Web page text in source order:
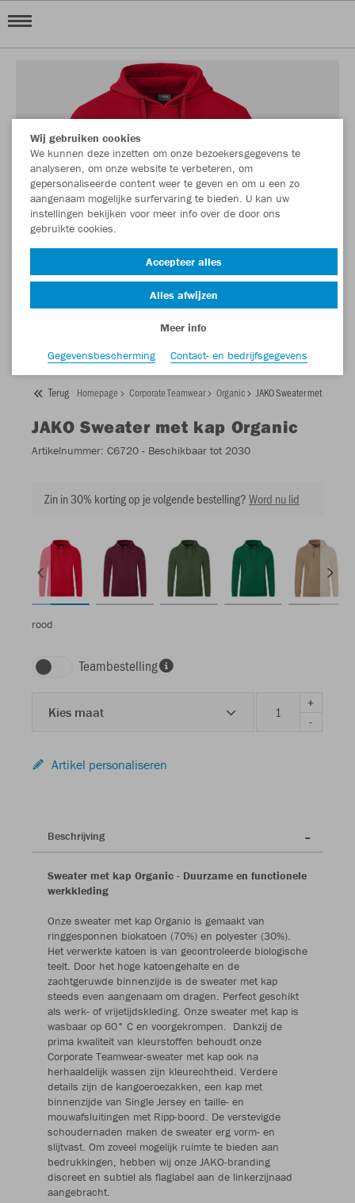
Terug Homepage Corporate Teamwear Organic JAKO Sweater met kap
JAKO Sweater met kap Organic
Artikelnummer: C6720 - Beschikbaar tot 2030
Zin in 30% korting op je volgende bestelling?Word nu lid
rood
Teambestelling
Kies maat
+
-
Artikel personaliseren
Beschrijving
Sweater met kap Organic - Duurzame en functionele
werkkleding
Onze sweater met kap Organic is gemaakt van
ringgesponnen biokatoen (70%) en polyester (30%).
Het verwerkte katoen is van gecontroleerde biologische
teelt. Door het hoge katoengehalte en de
zachtgeruwde binnenzijde is de sweater met kap
steeds even aangenaam om dragen. Perfect geschikt
als werk- of vrijetijdskleding. Onze sweater met kap is
wasbaar op 60° C en voorgekrompen. Dankzij de
prima kwaliteit van kleurstoffen behoudt onze
Corporate Teamwear-sweater met kap ook na
herhaaldelijk wassen zijn kleurechtheid. Verdere
details zijn de kangoeroezakken, een kap met
binnenzijde van Single Jersey en taille- en
mouwafsluitingen met Ripp-boord. De verstevigde
schoudernaden maken de sweater erg vorm- en
slijtvast. Om zoveel mogelijk ruimte te bieden aan
bedrukkingen, hebben wij onze JAKO-branding
discreet en subtiel als flaglabel aan de linkerzijnaad
aangebracht.
Wij gebruiken cookies
We kunnen deze inzetten om onze bezoekersgegevens te
analyseren, om onze website te verbeteren, om
gepersonaliseerde content weer te geven en om u een zo
aangenaam mogelijke surfervaring te bieden. U kan uw
instellingen bekijken voor meer info over de door ons
gebruikte cookies.
Accepteer alles
Alles afwijzen
Meer info
Gegevensbescherming
Contact- en bedrijfsgegevens